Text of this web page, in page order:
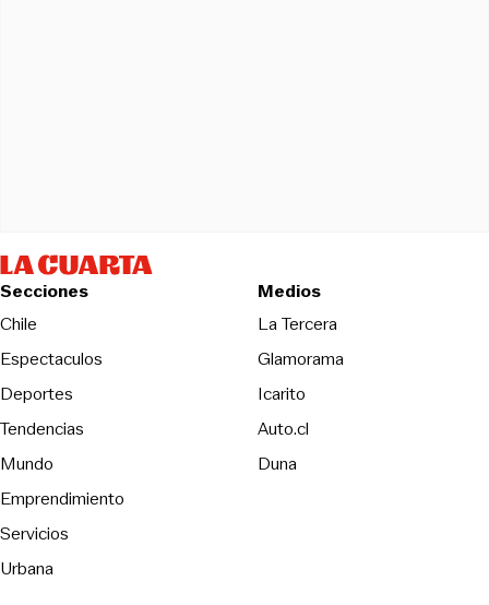
Secciones
Chile
Espectaculos
Deportes
Tendencias
Mundo
Emprendimiento
Servicios
Urbana
Medios
La TerceraOpens in new
Glamorama
Icarito
Auto.cl
DunaOpens in new window